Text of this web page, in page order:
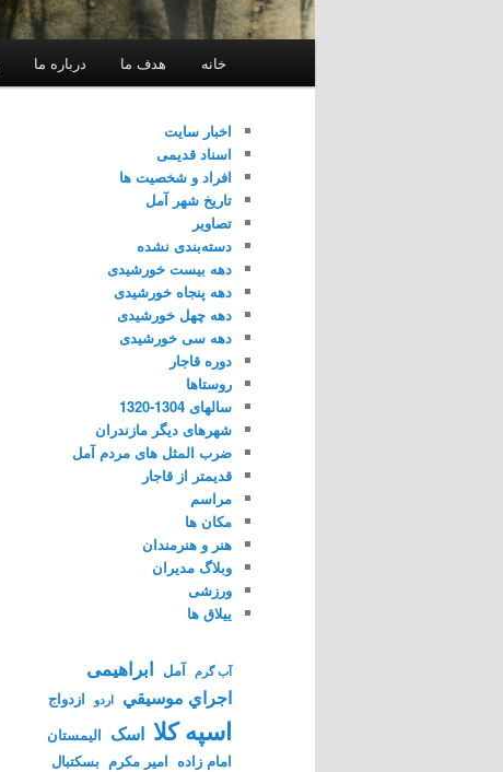
خانه هدف ما درباره ما
اخبار سایت
اسناد قدیمی
افراد و شخصیت ها
تاریخ شهر آمل
تصاویر
دسته‌بندی نشده
دهه بیست خورشیدی
دهه پنجاه خورشیدی
دهه چهل خورشیدی
دهه سی خورشیدی
دوره قاجار
روستاها
سالهای 1304-1320
شهرهای دیگر مازندران
ضرب المثل های مردم آمل
قدیمتر از قاجار
مراسم
مکان ها
هنر و هنرمندان
وبلاگ مدیران
ورزشی
ییلاق ها
آب گرم آمل ابراهیمی
اجراي موسيقي اردو ازدواج
اسپه کلا اسک الیمستان
امام زاده امیر مکرم بسکتبال